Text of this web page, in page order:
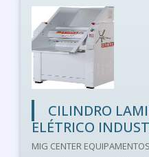
CILINDRO
ELÉTRICO
MIG CENTER